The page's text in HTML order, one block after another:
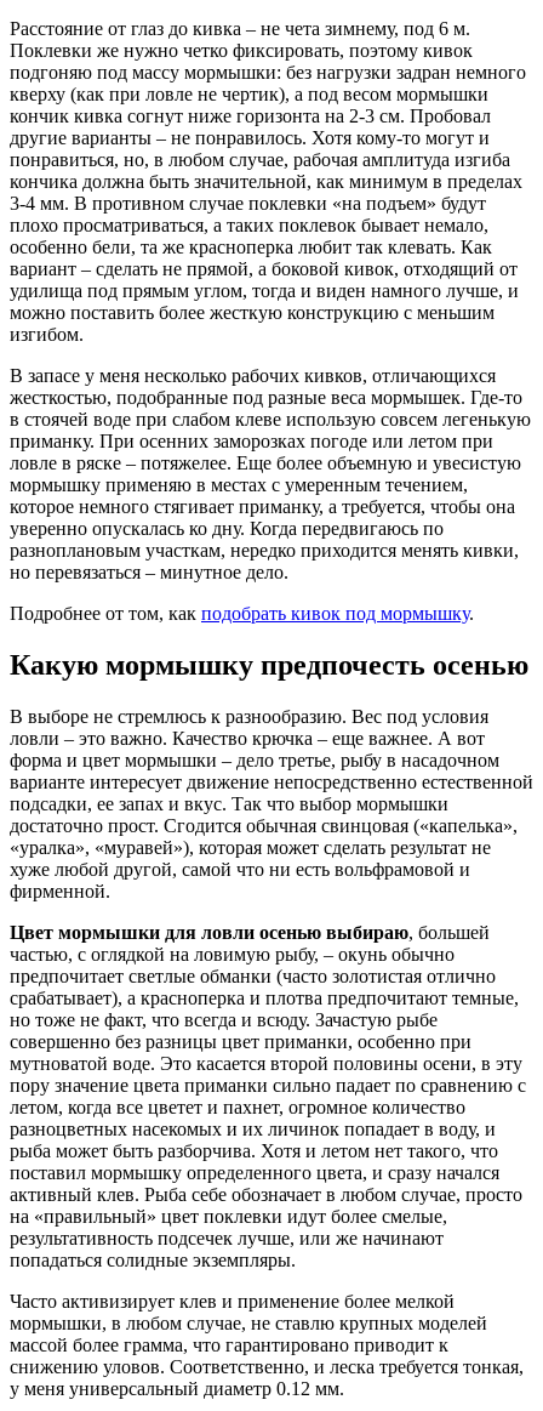
Расстояние от глаз до кивка – не чета зимнему, под 6 м.
Поклевки же нужно четко фиксировать, поэтому кивок
подгоняю под массу мормышки: без нагрузки задран немного
кверху (как при ловле не чертик), а под весом мормышки
кончик кивка согнут ниже горизонта на 2-3 см. Пробовал
другие варианты – не понравилось. Хотя кому-то могут и
понравиться, но, в любом случае, рабочая амплитуда изгиба
кончика должна быть значительной, как минимум в пределах
3-4 мм. В противном случае поклевки «на подъем» будут
плохо просматриваться, а таких поклевок бывает немало,
особенно бели, та же красноперка любит так клевать. Как
вариант – сделать не прямой, а боковой кивок, отходящий от
удилища под прямым углом, тогда и виден намного лучше, и
можно поставить более жесткую конструкцию с меньшим
изгибом.
В запасе у меня несколько рабочих кивков, отличающихся
жесткостью, подобранные под разные веса мормышек. Где-то
в стоячей воде при слабом клеве использую совсем легенькую
приманку. При осенних заморозках погоде или летом при
ловле в ряске – потяжелее. Еще более объемную и увесистую
мормышку применяю в местах с умеренным течением,
которое немного стягивает приманку, а требуется, чтобы она
уверенно опускалась ко дну. Когда передвигаюсь по
разноплановым участкам, нередко приходится менять кивки,
но перевязаться – минутное дело.
Подробнее от том, как подобрать кивок под мормышку.
Какую мормышку предпочесть осенью
В выборе не стремлюсь к разнообразию. Вес под условия
ловли – это важно. Качество крючка – еще важнее. А вот
форма и цвет мормышки – дело третье, рыбу в насадочном
варианте интересует движение непосредственно естественной
подсадки, ее запах и вкус. Так что выбор мормышки
достаточно прост. Сгодится обычная свинцовая («капелька»,
«уралка», «муравей»), которая может сделать результат не
хуже любой другой, самой что ни есть вольфрамовой и
фирменной.
Цвет мормышки для ловли осенью выбираю, большей
частью, с оглядкой на ловимую рыбу, – окунь обычно
предпочитает светлые обманки (часто золотистая отлично
срабатывает), а красноперка и плотва предпочитают темные,
но тоже не факт, что всегда и всюду. Зачастую рыбе
совершенно без разницы цвет приманки, особенно при
мутноватой воде. Это касается второй половины осени, в эту
пору значение цвета приманки сильно падает по сравнению с
летом, когда все цветет и пахнет, огромное количество
разноцветных насекомых и их личинок попадает в воду, и
рыба может быть разборчива. Хотя и летом нет такого, что
поставил мормышку определенного цвета, и сразу начался
активный клев. Рыба себе обозначает в любом случае, просто
на «правильный» цвет поклевки идут более смелые,
результативность подсечек лучше, или же начинают
попадаться солидные экземпляры.
Часто активизирует клев и применение более мелкой
мормышки, в любом случае, не ставлю крупных моделей
массой более грамма, что гарантировано приводит к
снижению уловов. Соответственно, и леска требуется тонкая,
у меня универсальный диаметр 0.12 мм.